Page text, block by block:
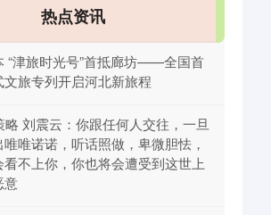
热点资讯
“津旅时光号”首抵廊坊——全国首
文旅专列开启河北新旅程
略 刘震云：你跟任何人交往，一旦
唯诺诺，听话照做，卑微胆怯，
看不上你，你也将会遭受到这世上
意